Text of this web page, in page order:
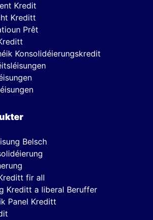
Kredit
Kreditt
Prêt
Konsolidéierungskredit
Belsch
fir all
Kreditt a liberal Beruffer
Panel Kreditt